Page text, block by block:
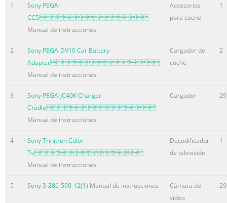
SHUTTER SPEED ELC
WHITE BAL ATW
155mm UP DOWN
560TV Lines
AGC OFF
SET-UP
SEN
1
Sony PEGA-
CC5
Manual de instrucciones
Accesorios
para coche
1
2
Sony PEGA-DV10 Car Battery
Adapter
Manual de instrucciones
Cargador de
coche
2
3
Sony PEGA-JC40K Charger
Cradle
Manual de instrucciones
Cargador 29
4
Sony Trinitron Color
Tv
Manual de instrucciones
Decodificador
de televisión
1
5 Sony 3-286-590-12(1) Manual de instrucciones
Cámara de
vídeo
29